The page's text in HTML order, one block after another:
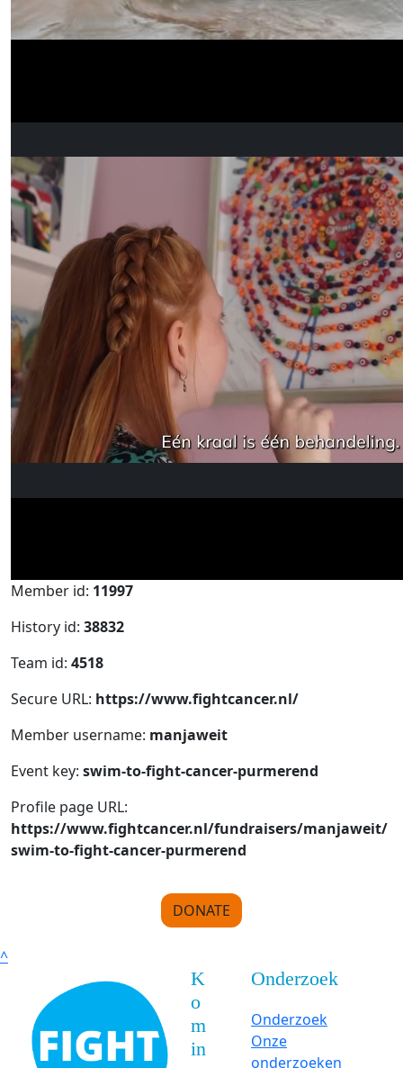
Member id: 11997
History id: 38832
Team id: 4518
Secure URL: https://www.fightcancer.nl/
Member username: manjaweit
Event key: swim-to-fight-cancer-purmerend
Profile page URL:
https://www.fightcancer.nl/fundraisers/manjaweit/
swim-to-fight-cancer-purmerend
DONATE
^
K
o
m
in
Onderzoek
Onderzoek
Onze
onderzoeken